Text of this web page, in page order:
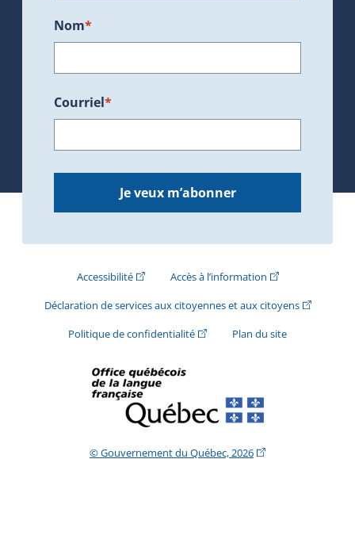
Nom*
Courriel*
Je veux m’abonner
Accessibilité(Cet hyperlien externe s'ouvrira dans une
Accès à l’information(Cet hyperlien
Déclaration de services aux citoyennes et aux citoyens(Cet
Politique de confidentialité(Cet hyperlien externe s'ouvrira
Plan du site
© Gouvernement du Québec, 2026(Cet hyperlien